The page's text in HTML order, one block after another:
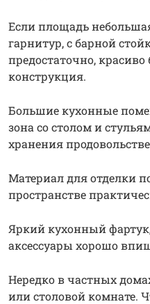
Если площадь
гарнитур, с барной
предостаточно,
конструкция.
Большие кухонные
зона со столом и
хранения
Материал для отделки
пространстве
Яркий кухонный
аксессуары хорошо
Нередко в частных
или столовой комнате.